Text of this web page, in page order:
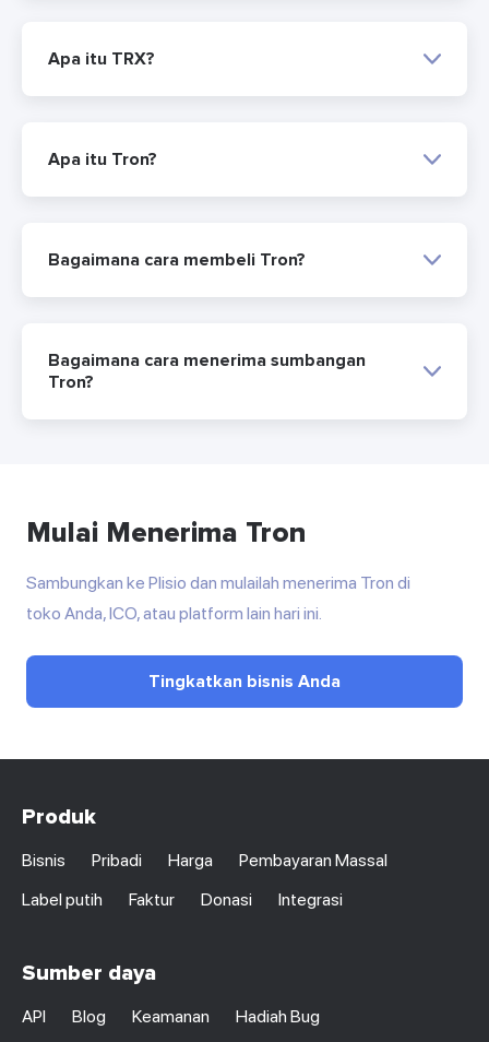
Apa itu TRX?
Apa itu Tron?
Bagaimana cara membeli Tron?
Bagaimana cara menerima sumbangan
Tron?
Mulai Menerima Tron
Sambungkan ke Plisio dan mulailah menerima Tron di
toko Anda, ICO, atau platform lain hari ini.
Tingkatkan bisnis Anda
Produk
Bisnis Pribadi Harga
Pembayaran Massal
Label putih
Faktur Donasi Integrasi
Sumber daya
API Blog Keamanan Hadiah Bug